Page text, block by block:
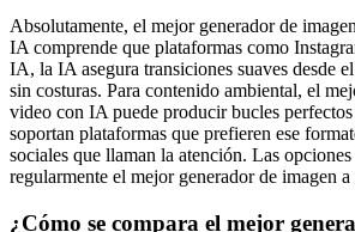
Absolutamente, el mejor generador de
IA comprende que plataformas como
IA, la IA asegura transiciones suaves desde
sin costuras. Para contenido ambiental, el
video con IA puede producir bucles
soportan plataformas que prefieren ese
sociales que llaman la atención. Las
regularmente el mejor generador de imagen
¿Cómo se compara el mejor